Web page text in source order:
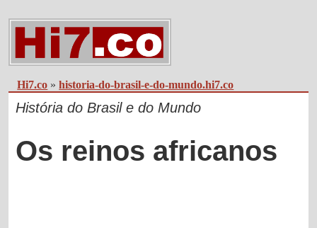
Hi7.co »historia-do-brasil-e-do-mundo.hi7.co
História do Brasil e do Mundo
Os reinos africanos